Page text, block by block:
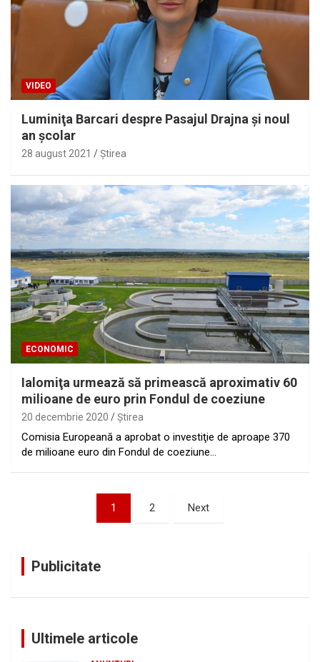
VIDEO
Luminiţa Barcari despre Pasajul Drajna şi noul
an şcolar
28 august 2021 Ştirea
ECONOMIC
Ialomiţa urmează să primească aproximativ 60
milioane de euro prin Fondul de coeziune
20 decembrie 2020 Ştirea
Comisia Europeană a aprobat o investiţie de aproape 370
de milioane euro din Fondul de coeziune…
1 2 Next
Publicitate
Ultimele articole